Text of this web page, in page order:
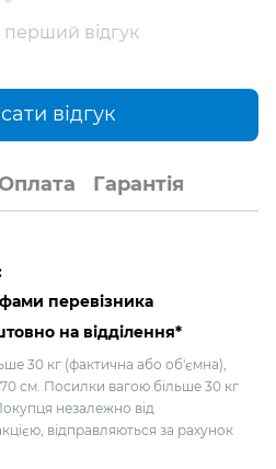
відгук
відгук
Гарантія
перевізника
на відділення*
30 кг (фактична або об'ємна),
см. Посилки вагою більше 30 кг
незалежно від
відправляються за рахунок